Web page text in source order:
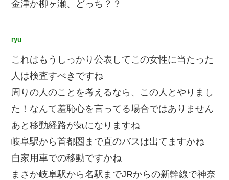
金津か柳ヶ瀬、どっち？？
ryu
これはもうしっかり公表してこの女性に当たった
人は検査すべきですね
周りの人のことを考えるなら、この人とやりまし
た！なんて羞恥心を言ってる場合ではありません
あと移動経路が気になりますね
岐阜駅から首都圏まで直のバスは出てますかね
自家用車での移動ですかね
まさか岐阜駅から名駅までJRからの新幹線で神奈